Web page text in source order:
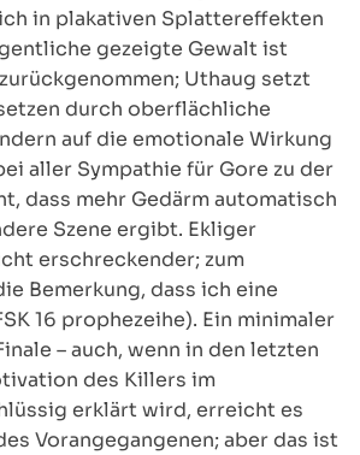
in plakativen Splattereffekten
gezeigte Gewalt ist
Uthaug setzt
durch oberflächliche
auf die emotionale Wirkung
aller Sympathie für Gore zu der
dass mehr Gedärm automatisch
Szene ergibt. Ekliger
erschreckender; zum
Bemerkung, dass ich eine
16 prophezeihe). Ein minimaler
– auch, wenn in den letzten
des Killers im
erklärt wird, erreicht es
Vorangegangenen; aber das ist